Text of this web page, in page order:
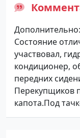
Состояние
участвовал,
кондиционер,
передних
Перекупщиков
капота.Под